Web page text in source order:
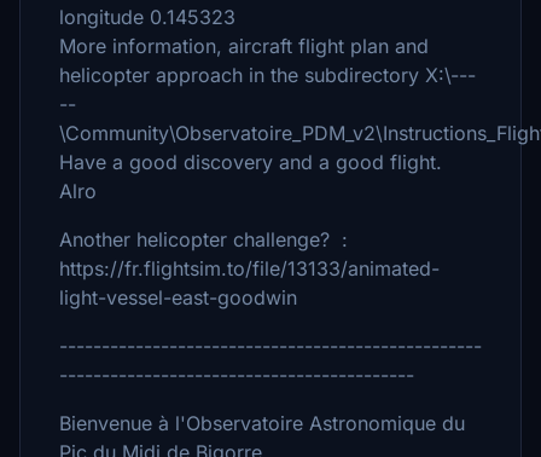
longitude 0.145323
More information, aircraft flight plan and
helicopter approach in the subdirectory X:\---
--
Have a good discovery and a good flight.
Alro
Another helicopter challenge? :
https://fr.flightsim.to/file/13133/animated-
light-vessel-east-goodwin
--------------------------------------------------
------------------------------------------
Bienvenue à l'Observatoire Astronomique du
Pic du Midi de Bigorre.